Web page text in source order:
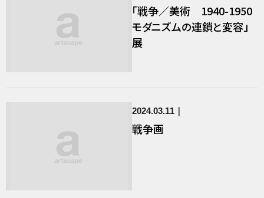
「戦争／美術 1940-1950
モダニズムの連鎖と変容」
展
2024.03.11
戦争画